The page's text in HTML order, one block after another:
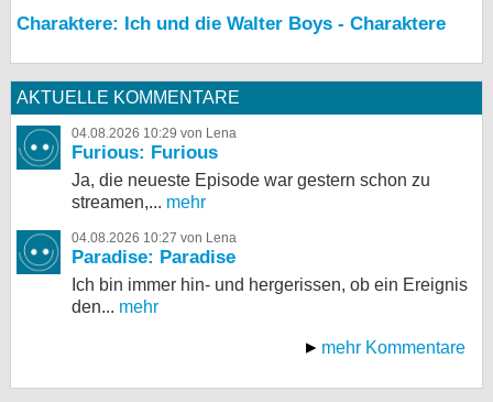
Charaktere: Ich und die Walter Boys - Charaktere
AKTUELLE KOMMENTARE
04.08.2026 10:29 von Lena
Furious: Furious
Ja, die neueste Episode war gestern schon zu
streamen,... mehr
04.08.2026 10:27 von Lena
Paradise: Paradise
Ich bin immer hin- und hergerissen, ob ein Ereignis
den... mehr
mehr Kommentare